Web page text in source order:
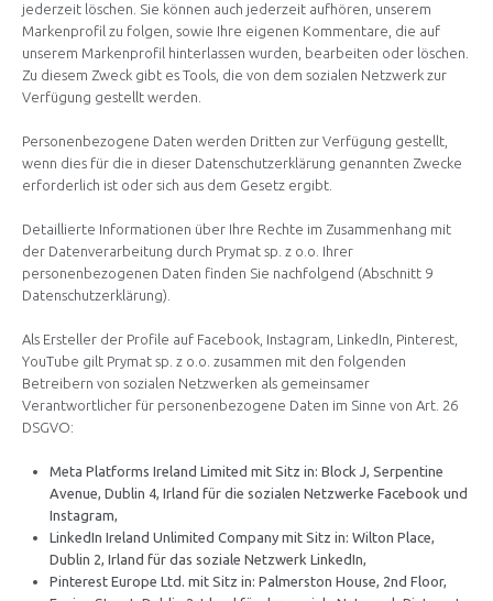
jederzeit löschen. Sie können auch jederzeit aufhören, unserem
Markenprofil zu folgen, sowie Ihre eigenen Kommentare, die auf
unserem Markenprofil hinterlassen wurden, bearbeiten oder löschen.
Zu diesem Zweck gibt es Tools, die von dem sozialen Netzwerk zur
Verfügung gestellt werden.
Personenbezogene Daten werden Dritten zur Verfügung gestellt,
wenn dies für die in dieser Datenschutzerklärung genannten Zwecke
erforderlich ist oder sich aus dem Gesetz ergibt.
Detaillierte Informationen über Ihre Rechte im Zusammenhang mit
der Datenverarbeitung durch Prymat sp. z o.o. Ihrer
personenbezogenen Daten finden Sie nachfolgend (Abschnitt 9
Datenschutzerklärung).
Als Ersteller der Profile auf Facebook, Instagram, LinkedIn, Pinterest,
YouTube gilt Prymat sp. z o.o. zusammen mit den folgenden
Betreibern von sozialen Netzwerken als gemeinsamer
Verantwortlicher für personenbezogene Daten im Sinne von Art. 26
DSGVO:
Meta Platforms Ireland Limited mit Sitz in: Block J, Serpentine
Avenue, Dublin 4, Irland für die sozialen Netzwerke Facebook und
Instagram,
LinkedIn Ireland Unlimited Company mit Sitz in: Wilton Place,
Dublin 2, Irland für das soziale Netzwerk LinkedIn,
Pinterest Europe Ltd. mit Sitz in: Palmerston House, 2nd Floor,